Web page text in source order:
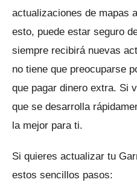
actualizaciones de mapas
esto, puede estar seguro
siempre recibirá nuevas
no tiene que preocuparse
que pagar dinero extra. Si
que se desarrolla
la mejor para ti.
Si quieres actualizar tu
estos sencillos pasos: